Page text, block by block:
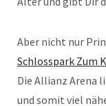
Aber nicht nur
Schlosspark Zum
Die Allianz Arena
und somit viel